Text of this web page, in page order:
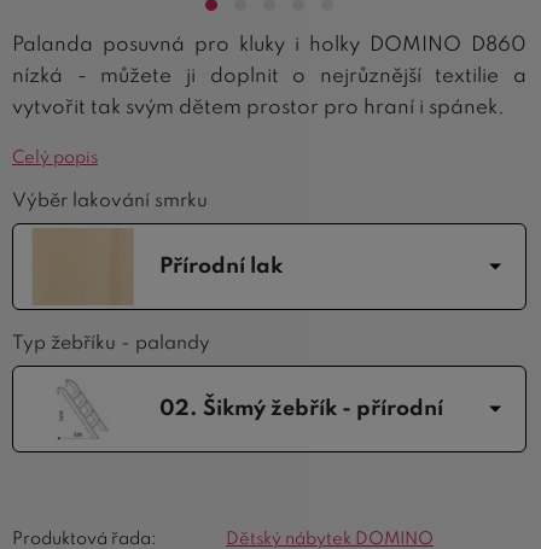
Palanda posuvná pro kluky i holky DOMINO D860
nízká - můžete ji doplnit o nejrůznější textilie a
vytvořit tak svým dětem prostor pro hraní i spánek.
Celý popis
Výběr lakování smrku
Přírodní lak
Typ žebříku - palandy
02. Šikmý žebřík - přírodní
Produktová řada:
Dětský nábytek DOMINO